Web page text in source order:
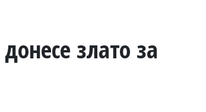
злато за